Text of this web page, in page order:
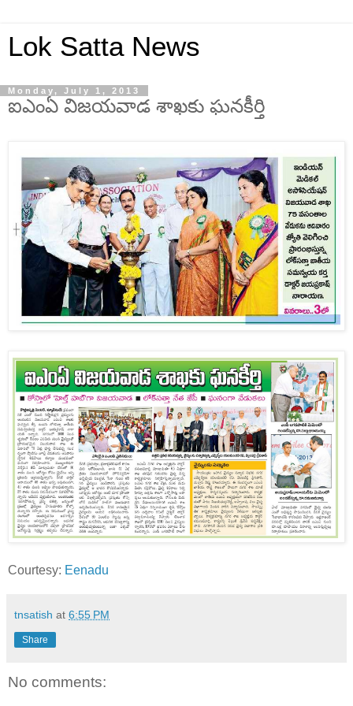
Lok Satta News
Monday, July 1, 2013
ఐఎంఏ విజయవాడ శాఖకు ఘనకీర్తి
Courtesy: Eenadu
tnsatish at 6:55 PM
Share
No comments: